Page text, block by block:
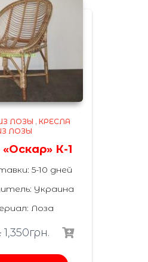
ЛОЗЫ , КРЕСЛА
ЛОЗЫ
К-1
5-10 дней
Украина
Лоза
1,350грн.